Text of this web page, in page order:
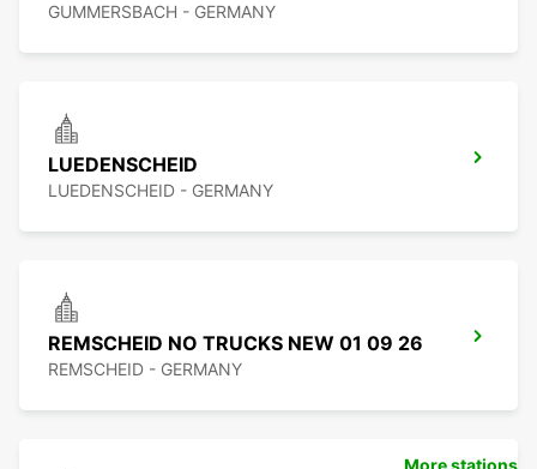
GUMMERSBACH - GERMANY
LUEDENSCHEID
LUEDENSCHEID - GERMANY
REMSCHEID NO TRUCKS NEW 01 09 26
REMSCHEID - GERMANY